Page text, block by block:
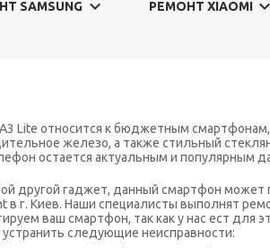
SAMSUNG РЕМОНТ XIAOMI
Lite относится к бюджетным
железо, а также стильный
остается актуальным и популярным
другой гаджет, данный смартфон может
в г. Киев. Наши специалисты выполнят
ваш смартфон, так как у нас ест для
устранить следующие неисправности: